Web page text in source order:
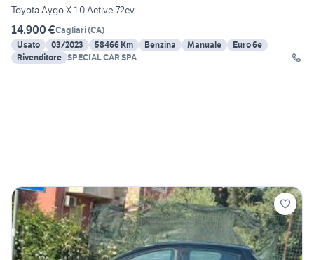
Toyota Aygo X 1.0 Active 72cv
14.900 €Cagliari(CA)
Usato
03/2023 58466 Km Benzina Manuale
Euro 6e
Rivenditore SPECIAL CAR SPA